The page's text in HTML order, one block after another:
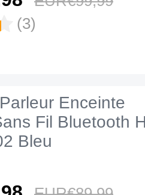
(3)
Enceinte
Fil Bluetooth
Bleu